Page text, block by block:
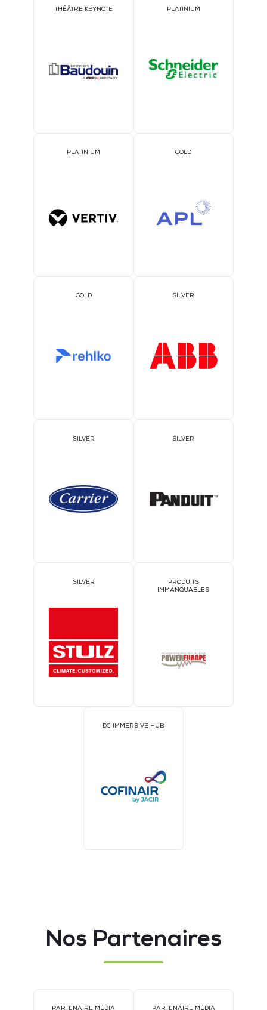
THÉÂTRE KEYNOTE PLATINIUM
PLATINIUM GOLD
GOLD SILVER
SILVER SILVER
SILVER
PRODUITS
IMMANQUABLES
DC IMMERSIVE HUB
Nos Partenaires
PARTENAIRE MÉDIA PARTENAIRE MÉDIA